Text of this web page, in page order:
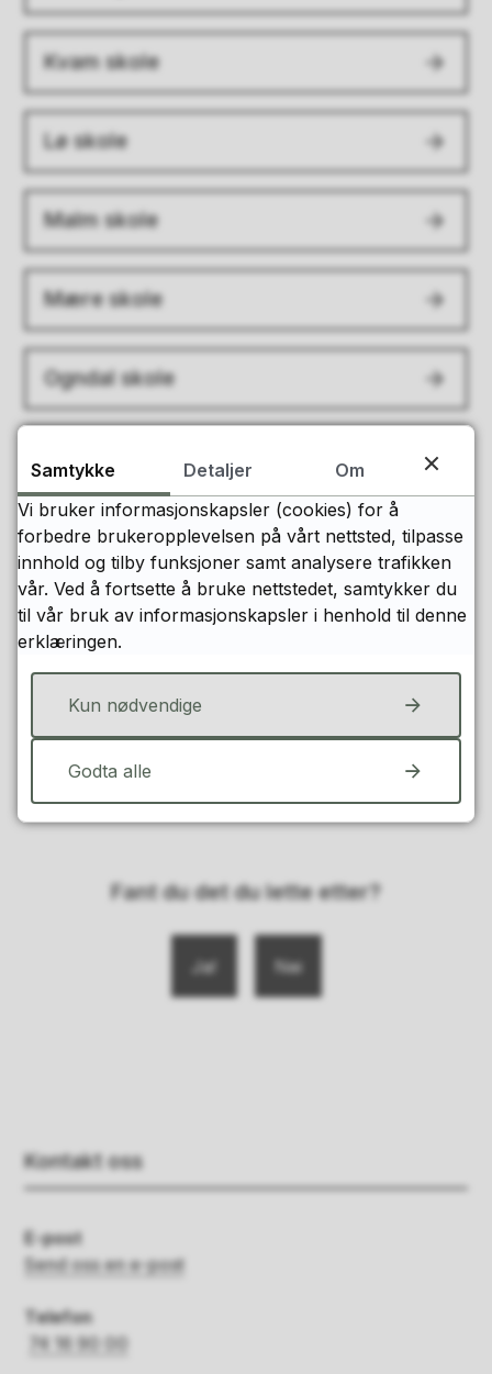
Kvam skole
Lø skole
Malm skole
Mære skole
Ogndal skole
Steinkjer skole
Steinkjer ungdomsskole
Steinkjer montessori
Steinkjer voksenopplæring
Kulturskolen
Fant du det du lette etter?
Ja Nei
Kontakt oss
E-post
Send oss en e-post
Telefon
74 16 90 00
Samtykke Detaljer
Om
Vi bruker informasjonskapsler (cookies) for å
forbedre brukeropplevelsen på vårt nettsted, tilpasse
innhold og tilby funksjoner samt analysere trafikken
vår. Ved å fortsette å bruke nettstedet, samtykker du
til vår bruk av informasjonskapsler i henhold til denne
erklæringen.
Kun nødvendige
Godta alle